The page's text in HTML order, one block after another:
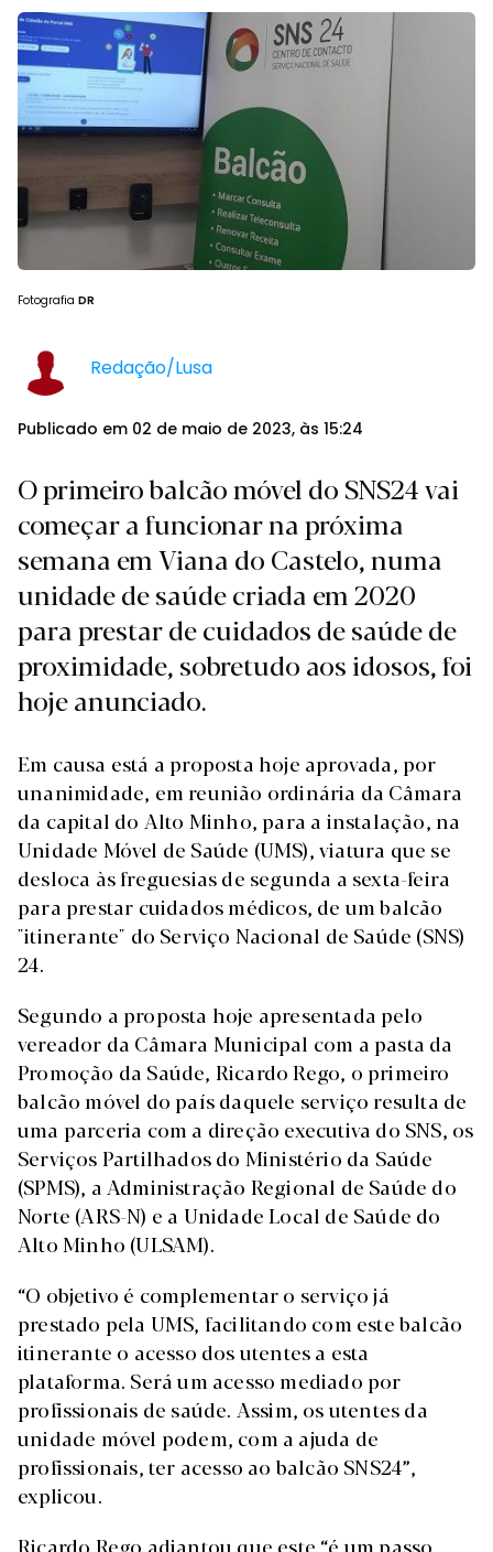
Fotografia DR
Redação/Lusa
Publicado em 02 de maio de 2023, às 15:24
O primeiro balcão móvel do SNS24 vai
começar a funcionar na próxima
semana em Viana do Castelo, numa
unidade de saúde criada em 2020
para prestar de cuidados de saúde de
proximidade, sobretudo aos idosos, foi
hoje anunciado.
Em causa está a proposta hoje aprovada, por
unanimidade, em reunião ordinária da Câmara
da capital do Alto Minho, para a instalação, na
Unidade Móvel de Saúde (UMS), viatura que se
desloca às freguesias de segunda a sexta-feira
para prestar cuidados médicos, de um balcão
"itinerante" do Serviço Nacional de Saúde (SNS)
24.
Segundo a proposta hoje apresentada pelo
vereador da Câmara Municipal com a pasta da
Promoção da Saúde, Ricardo Rego, o primeiro
balcão móvel do país daquele serviço resulta de
uma parceria com a direção executiva do SNS, os
Serviços Partilhados do Ministério da Saúde
(SPMS), a Administração Regional de Saúde do
Norte (ARS-N) e a Unidade Local de Saúde do
Alto Minho (ULSAM).
“O objetivo é complementar o serviço já
prestado pela UMS, facilitando com este balcão
itinerante o acesso dos utentes a esta
plataforma. Será um acesso mediado por
profissionais de saúde. Assim, os utentes da
unidade móvel podem, com a ajuda de
profissionais, ter acesso ao balcão SNS24”,
explicou.
Ricardo Rego adiantou que este “é um passo